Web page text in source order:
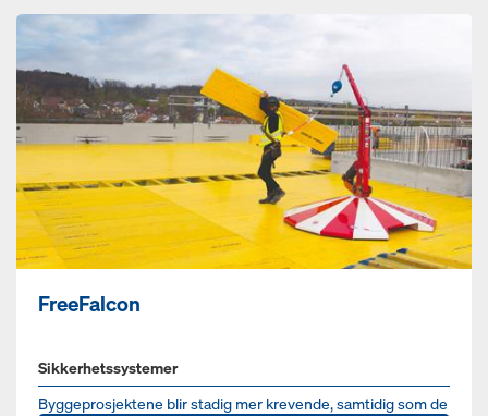
FreeFalcon
Sikkerhetssystemer
Byggeprosjektene blir stadig mer krevende, samtidig som de